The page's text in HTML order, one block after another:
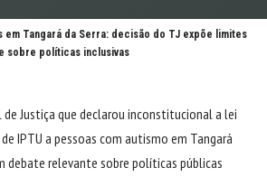
em Tangará da Serra: decisão do TJ expõe limites
sobre políticas inclusivas
de Justiça que declarou inconstitucional a lei
IPTU a pessoas com autismo em Tangará
debate relevante sobre políticas públicas